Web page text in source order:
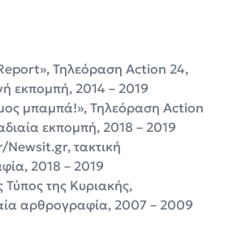
Τηλεόραση Action 24,
εκπομπή, 2014 – 2019
μπαμπά!», Τηλεόραση Action
εκπομπή, 2018 – 2019
τακτική
2018 – 2019
Τύπος της Κυριακής,
αρθρογραφία, 2007 – 2009